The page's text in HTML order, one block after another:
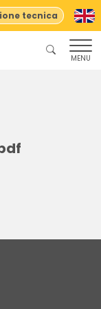
tecnica
MENU